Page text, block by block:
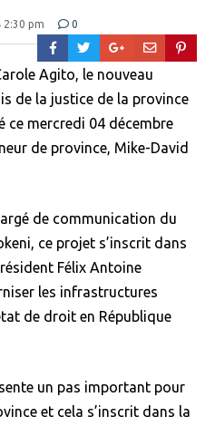
2:30 pm 0
Agito, le nouveau
de la justice de la province
ce mercredi 04 décembre
de province, Mike-David
de communication du
ce projet s’inscrit dans
Félix Antoine
les infrastructures
de droit en République
un pas important pour
et cela s’inscrit dans la